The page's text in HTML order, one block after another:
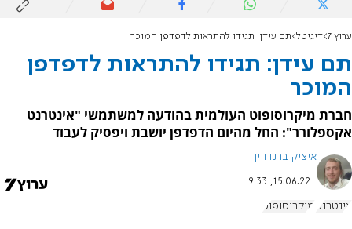
ערוץ 7 דיגיטל תם עידן: תגידו להתראות לדפדפן המוכר
תם עידן: תגידו להתראות לדפדפן
המוכר
חברת מיקרוסופוט העולמית בהודעה למשתמשי "אינטרנט
אקספלורר": החל מהיום הדפדפן יושבת ויפסיק לעבוד
איציק ברנדויין
15.06.22, 9:33
אינטרנט מיקרוסופוט